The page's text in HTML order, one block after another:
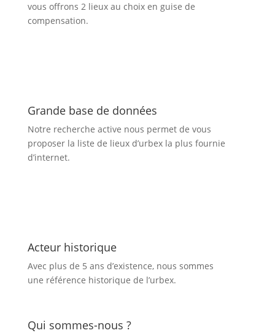
vous offrons 2 lieux au choix en guise de
compensation.
Grande base de données
Notre recherche active nous permet de vous
proposer la liste de lieux d’urbexla plus fournie
d’internet.
Acteur historique
Avec plus de 5 ans d’existence, nous sommes
une référence historique de l’urbex.
Qui sommes-nous ?